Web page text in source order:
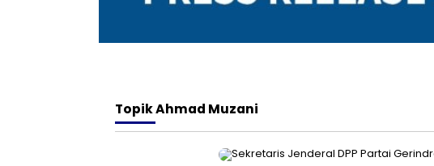
TopikAhmad Muzani